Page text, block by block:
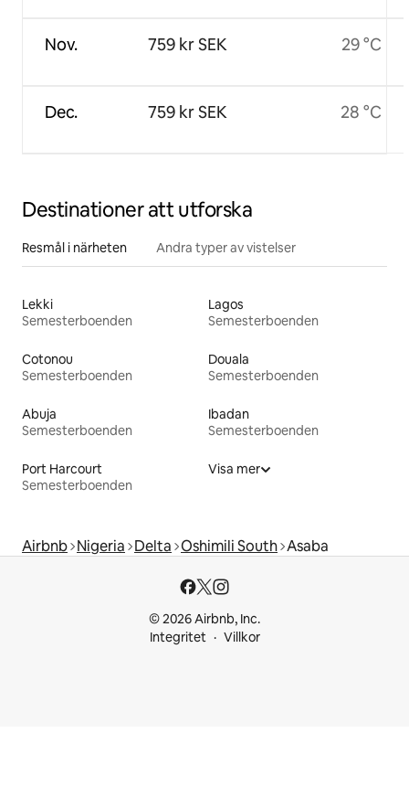
Nov.
Dec.
759 kr SEK
759 kr SEK
29 °C
28 °C
Destinationer att utforska
Resmål i närheten Andra typer av vistelser
Lekki
Semesterboenden
Lagos
Semesterboenden
Cotonou
Semesterboenden
Douala
Semesterboenden
Abuja
Semesterboenden
Ibadan
Semesterboenden
Port Harcourt
Semesterboenden
Visa mer
Airbnb Nigeria Delta Oshimili South Asaba
© 2026 Airbnb, Inc.
Integritet
Villkor